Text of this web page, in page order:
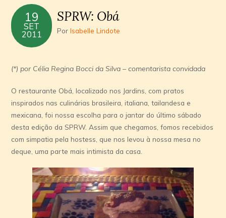
19
SET
2011
SPRW: Obá
PorIsabelle Lindote
(*) por Célia Regina Bocci da Silva – comentarista convidada
O restaurante Obá, localizado nos Jardins, com pratos
inspirados nas culinárias brasileira, italiana, tailandesa e
mexicana, foi nossa escolha para o jantar do último sábado
desta edição da SPRW. Assim que chegamos, fomos recebidos
com simpatia pela hostess, que nos levou à nossa mesa no
deque, uma parte mais intimista da casa.